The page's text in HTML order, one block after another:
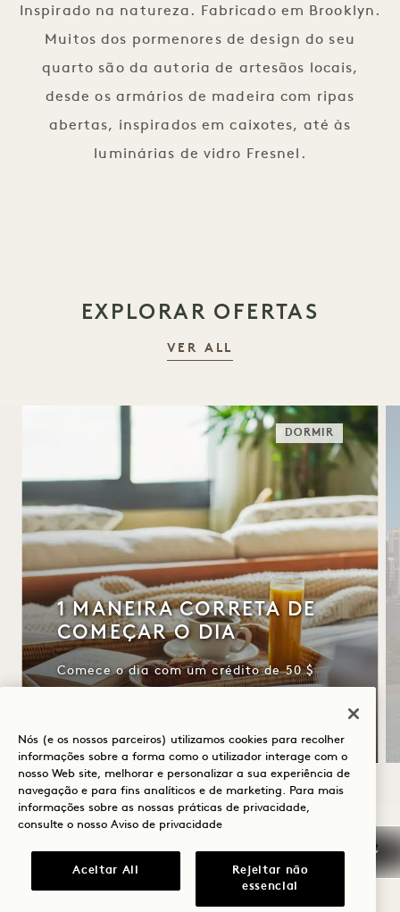
Inspirado na natureza. Fabricado em Brooklyn.
Muitos dos pormenores de design do seu
quarto são da autoria de artesãos locais,
desde os armários de madeira com ripas
abertas, inspirados em caixotes, até às
luminárias de vidro Fresnel.
EXPLORAR OFERTAS
VER ALL
DORMIR
1 MANEIRA CORRETA DE
COMEÇAR O DIA
Comece o dia com um crédito de 50 $
NaN / 9
Nós (e os nossos parceiros) utilizamos cookies para recolher
informações sobre a forma como o utilizador interage com o
nosso Web site, melhorar e personalizar a sua experiência de
navegação e para fins analíticos e de marketing. Para mais
informações sobre as nossas práticas de privacidade,
consulte o nosso Aviso de privacidade
Aceitar All
Rejeitar não
essencial